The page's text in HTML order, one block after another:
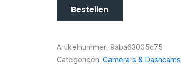
Bestellen
Artikelnummer: 9aba63005c75
Categorieën: Camera's & Dashcams